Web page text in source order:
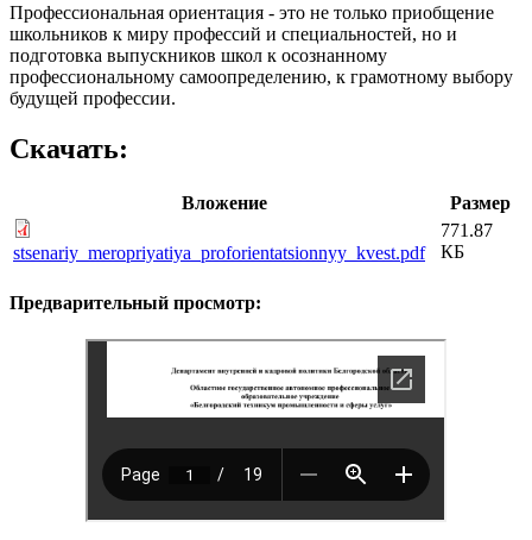
Профессиональная ориентация - это не только приобщение
школьников к миру профессий и специальностей, но и
подготовка выпускников школ к осознанному
профессиональному самоопределению, к грамотному выбору
будущей профессии.
Скачать:
Вложение Размер
stsenariy_meropriyatiya_proforientatsionnyy_kvest.pdf
771.87
КБ
Предварительный просмотр: